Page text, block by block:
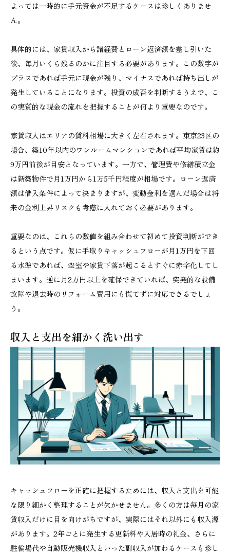
よっては一時的に手元資金が不足するケースは珍しくありませ
ん。
具体的には、家賃収入から諸経費とローン返済額を差し引いた
後、毎月いくら残るのかに注目する必要があります。この数字が
プラスであれば手元に現金が残り、マイナスであれば持ち出しが
発生していることになります。投資の成否を判断するうえで、こ
の実質的な現金の流れを把握することが何より重要なのです。
家賃収入はエリアの賃料相場に大きく左右されます。東京23区の
場合、築10年以内のワンルームマンションであれば平均家賃は約
9万円前後が目安となっています。一方で、管理費や修繕積立金
は新築物件で月1万円から1万5千円程度が相場です。ローン返済
額は借入条件によって決まりますが、変動金利を選んだ場合は将
来の金利上昇リスクも考慮に入れておく必要があります。
重要なのは、これらの数値を組み合わせて初めて投資判断ができ
るという点です。仮に手取りキャッシュフローが月1万円を下回
る水準であれば、空室や家賃下落が起こるとすぐに赤字化してし
まいます。逆に月2万円以上を確保できていれば、突発的な設備
故障や退去時のリフォーム費用にも慌てずに対応できるでしょ
う。
収入と支出を細かく洗い出す
キャッシュフローを正確に把握するためには、収入と支出を可能
な限り細かく整理することが欠かせません。多くの方は毎月の家
賃収入だけに目を向けがちですが、実際にはそれ以外にも収入源
があります。2年ごとに発生する更新料や入居時の礼金、さらに
駐輪場代や自動販売機収入といった副収入が加わるケースも珍し